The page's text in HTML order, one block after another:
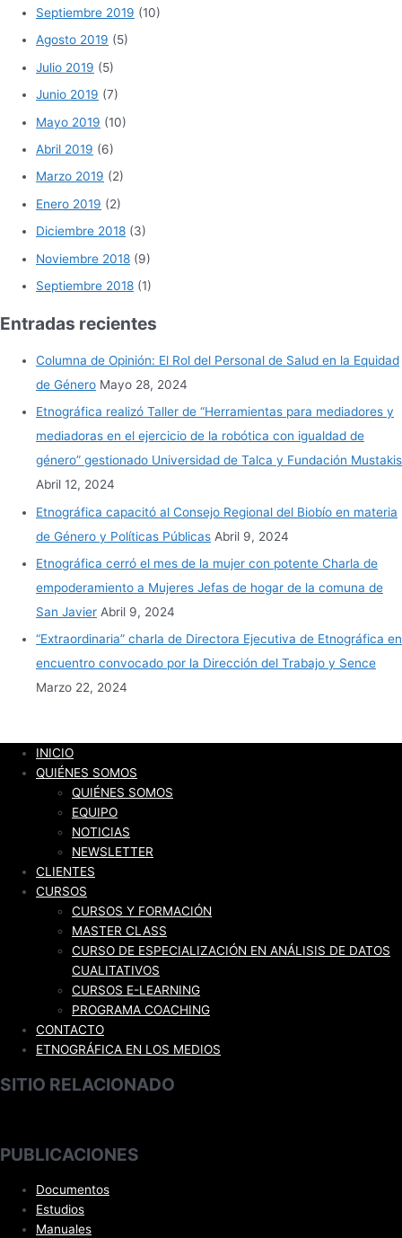
Septiembre 2019 (10)
Agosto 2019 (5)
Julio 2019 (5)
Junio 2019 (7)
Mayo 2019 (10)
Abril 2019 (6)
Marzo 2019 (2)
Enero 2019 (2)
Diciembre 2018 (3)
Noviembre 2018 (9)
Septiembre 2018 (1)
Entradas recientes
Columna de Opinión: El Rol del Personal de Salud en la Equidad
de Género Mayo 28, 2024
Etnográfica realizó Taller de “Herramientas para mediadores y
mediadoras en el ejercicio de la robótica con igualdad de
género” gestionado Universidad de Talca y Fundación Mustakis
Abril 12, 2024
Etnográfica capacitó al Consejo Regional del Biobío en materia
de Género y Políticas Públicas Abril 9, 2024
Etnográfica cerró el mes de la mujer con potente Charla de
empoderamiento a Mujeres Jefas de hogar de la comuna de
San Javier Abril 9, 2024
“Extraordinaria” charla de Directora Ejecutiva de Etnográfica en
encuentro convocado por la Dirección del Trabajo y Sence
Marzo 22, 2024
INICIO
QUIÉNES SOMOS
QUIÉNES SOMOS
EQUIPO
NOTICIAS
NEWSLETTER
CLIENTES
CURSOS
CURSOS Y FORMACIÓN
MASTER CLASS
CURSO DE ESPECIALIZACIÓN EN ANÁLISIS DE DATOS
CUALITATIVOS
CURSOS E-LEARNING
PROGRAMA COACHING
CONTACTO
ETNOGRÁFICA EN LOS MEDIOS
SITIO RELACIONADO
PUBLICACIONES
Documentos
Estudios
Manuales